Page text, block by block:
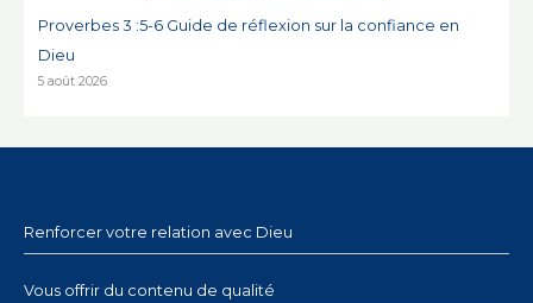
Proverbes 3 :5-6 Guide de réflexion sur la confiance en
Dieu
5 août 2026
Renforcer votre relation avec Dieu
Vous offrir du contenu de qualité